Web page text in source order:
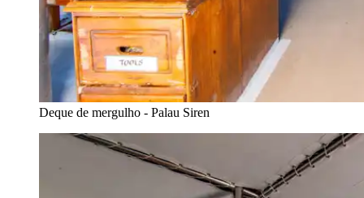
Deque de mergulho - Palau Siren